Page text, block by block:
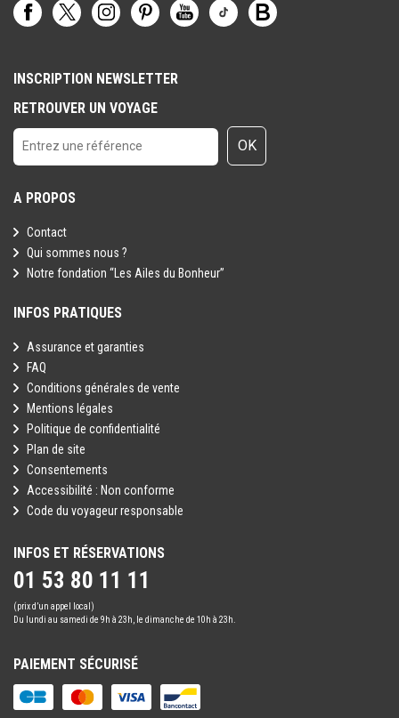
INSCRIPTION NEWSLETTER
RETROUVER UN VOYAGE
OK
A PROPOS
Contact
Qui sommes nous ?
Notre fondation “Les Ailes du Bonheur”
INFOS PRATIQUES
Assurance et garanties
FAQ
Conditions générales de vente
Mentions légales
Politique de confidentialité
Plan de site
Consentements
Accessibilité : Non conforme
Code du voyageur responsable
INFOS ET RÉSERVATIONS
01 53 80 11 11
(prix d’un appel local)
Du lundi au samedi de 9h à 23h, le dimanche de 10h à 23h.
PAIEMENT SÉCURISÉ